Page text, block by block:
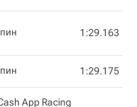
1:29.163
1:29.175
App Racing